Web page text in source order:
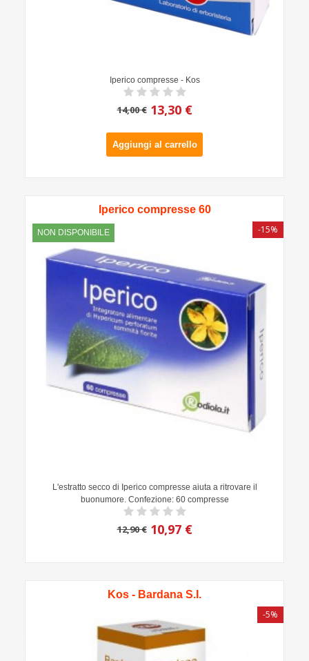
Iperico compresse - Kos
14,00 € 13,30 €
Aggiungi al carrello
NON DISPONIBILE
Iperico compresse 60
L'estratto secco di Iperico compresse aiuta a ritrovare il
buonumore. Confezione: 60 compresse
12,90 €
-15%
10,97 €
Kos - Bardana S.I.
-5%